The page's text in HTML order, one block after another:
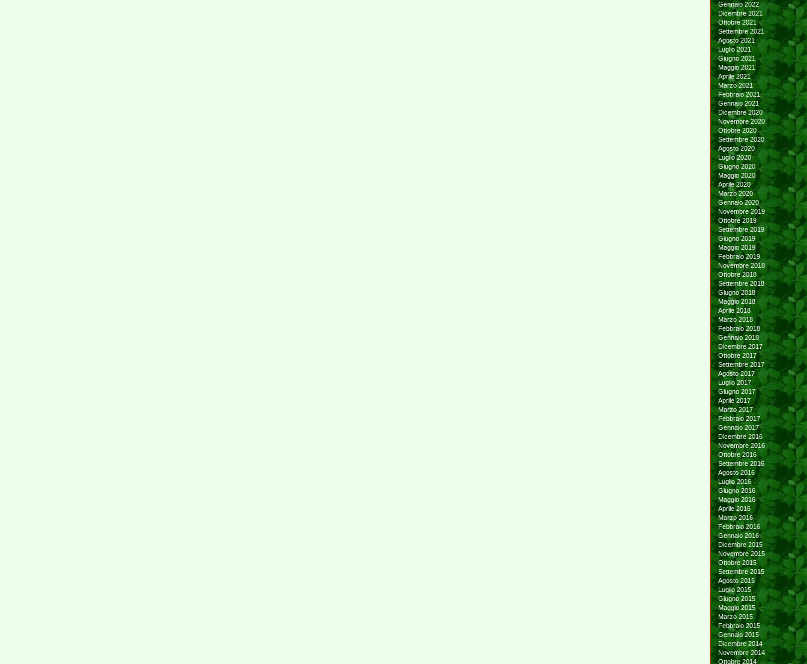
Gennaio 2022
Dicembre 2021
Ottobre 2021
Settembre 2021
Agosto 2021
Luglio 2021
Giugno 2021
Maggio 2021
Aprile 2021
Marzo 2021
Febbraio 2021
Gennaio 2021
Dicembre 2020
Novembre 2020
Ottobre 2020
Settembre 2020
Agosto 2020
Luglio 2020
Giugno 2020
Maggio 2020
Aprile 2020
Marzo 2020
Gennaio 2020
Novembre 2019
Ottobre 2019
Settembre 2019
Giugno 2019
Maggio 2019
Febbraio 2019
Novembre 2018
Ottobre 2018
Settembre 2018
Giugno 2018
Maggio 2018
Aprile 2018
Marzo 2018
Febbraio 2018
Gennaio 2018
Dicembre 2017
Ottobre 2017
Settembre 2017
Agosto 2017
Luglio 2017
Giugno 2017
Aprile 2017
Marzo 2017
Febbraio 2017
Gennaio 2017
Dicembre 2016
Novembre 2016
Ottobre 2016
Settembre 2016
Agosto 2016
Luglio 2016
Giugno 2016
Maggio 2016
Aprile 2016
Marzo 2016
Febbraio 2016
Gennaio 2016
Dicembre 2015
Novembre 2015
Ottobre 2015
Settembre 2015
Agosto 2015
Luglio 2015
Giugno 2015
Maggio 2015
Marzo 2015
Febbraio 2015
Gennaio 2015
Dicembre 2014
Novembre 2014
Ottobre 2014